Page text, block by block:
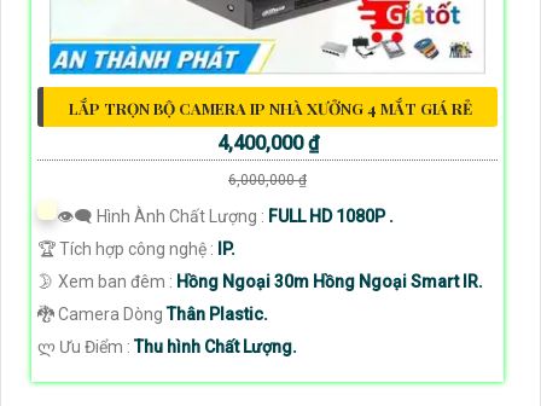
LẮP TRỌN BỘ CAMERA IP NHÀ XƯỞNG 4 MẮT GIÁ RẺ
4,400,000 ₫
6,000,000 ₫
👁️‍🗨 Hình Ành Chất Lượng : FULL HD 1080P .
🏆 Tích hợp công nghệ :
IP.
🌛 Xem ban đêm : Hồng Ngoại 30m Hồng Ngoại Smart IR.
🐉️ Camera DòngThân Plastic.
️ლ Ưu Điểm :Thu hình Chất Lượng.